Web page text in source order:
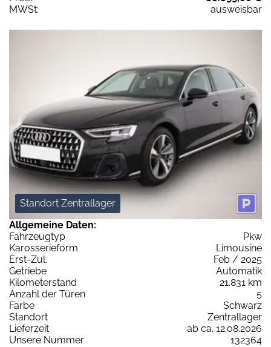
MWSt:
ausweisbar
Standort Zentrallager
Allgemeine Daten:
Fahrzeugtyp
Pkw
Karosserieform
Limousine
Erst-Zul.
Feb / 2025
Getriebe
Automatik
Kilometerstand
21.831 km
Anzahl der Türen
5
Farbe
Schwarz
Standort
Zentrallager
Lieferzeit
ab ca. 12.08.2026
Unsere Nummer
132364